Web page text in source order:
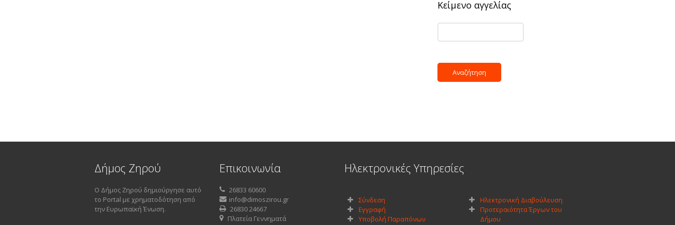
Κείμενο αγγελίας
Δήμος Ζηρού
Ο Δήμος Ζηρού δημιούργησε αυτό
το Portal με χρηματοδότηση από
την Ευρωπαϊκή Ένωση.
Επικοινωνία
26833 60600
info@dimoszirou.gr
26830 24667
Πλατεία Γεννηματά
Ηλεκτρονικές Υπηρεσίες
Σύνδεση
Εγγραφή
Υποβολή Παραπόνων
Ηλεκτρονική Διαβούλευση
Προτεραιότητα Έργων του
Δήμου